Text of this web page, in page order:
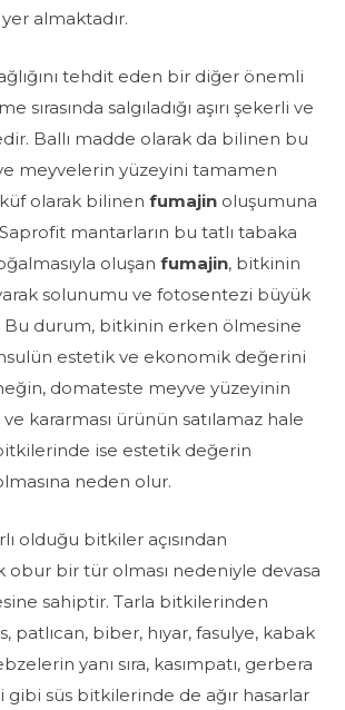
almaktadır.
tehdit eden bir diğer önemli
sırasında salgıladığı aşırı şekerli ve
Ballı madde olarak da bilinen bu
ve meyvelerin yüzeyini tamamen
olarak bilinen fumajin oluşumuna
Saprofit mantarların bu tatlı tabaka
oluşan fumajin, bitkinin
solunumu ve fotosentezi büyük
Bu durum, bitkinin erken ölmesine
estetik ve ekonomik değerini
domateste meyve yüzeyinin
ve kararması ürünün satılamaz hale
ise estetik değerin
neden olur.
olduğu bitkiler açısından
obur bir tür olması nedeniyle devasa
sahiptir. Tarla bitkilerinden
patlıcan, biber, hıyar, fasulye, kabak
yanı sıra, kasımpatı, gerbera
gibi süs bitkilerinde de ağır hasarlar